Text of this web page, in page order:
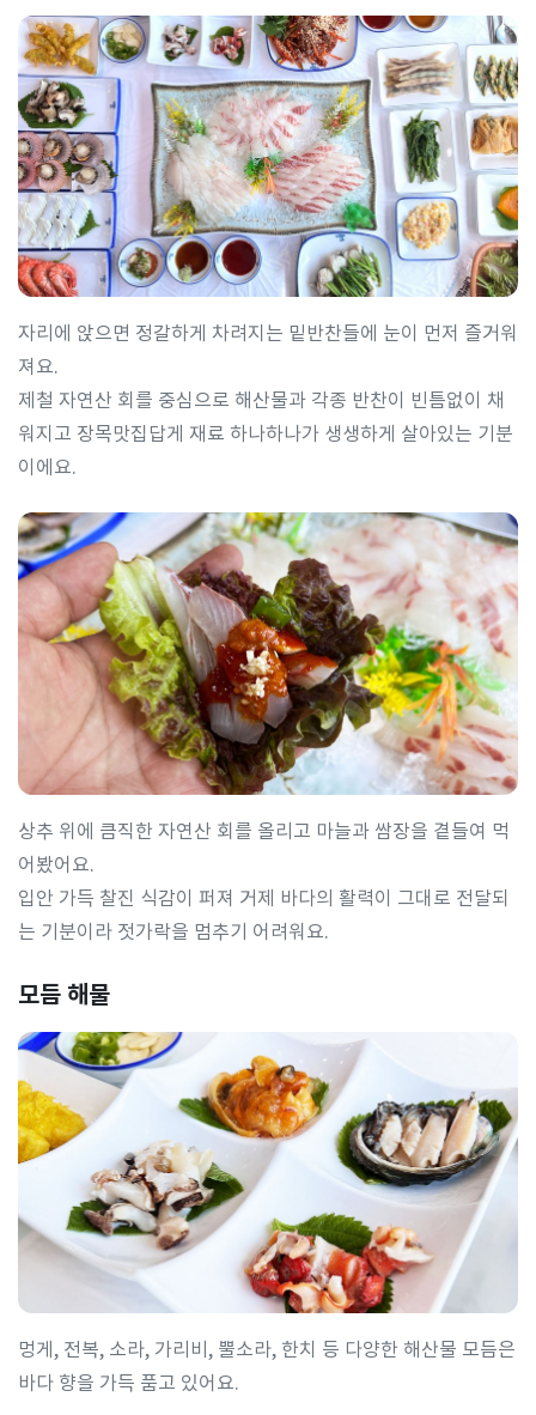
자리에 앉으면 정갈하게 차려지는 밑반찬들에 눈이 먼저 즐거워
져요.
제철 자연산 회를 중심으로 해산물과 각종 반찬이 빈틈없이 채
워지고 장목맛집답게 재료 하나하나가 생생하게 살아있는 기분
이에요.
상추 위에 큼직한 자연산 회를 올리고 마늘과 쌈장을 곁들여 먹
어봤어요.
입안 가득 찰진 식감이 퍼져 거제 바다의 활력이 그대로 전달되
는 기분이라 젓가락을 멈추기 어려워요.
모듬 해물
멍게, 전복, 소라, 가리비, 뿔소라, 한치 등 다양한 해산물 모듬은
바다 향을 가득 품고 있어요.